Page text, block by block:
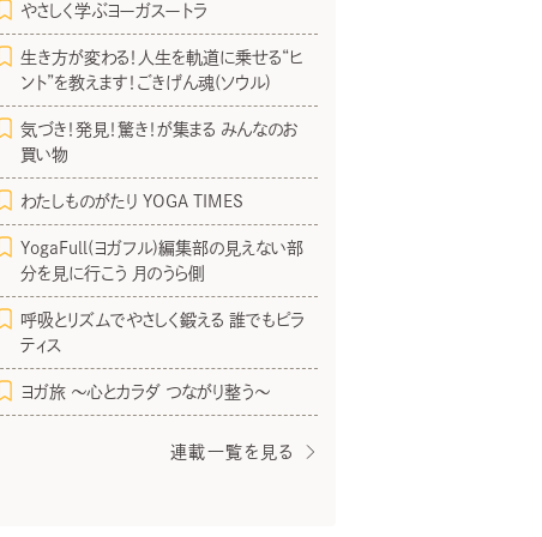
やさしく学ぶヨーガスートラ
生き方が変わる！人生を軌道に乗せる“ヒ
ント”を教えます！ごきげん魂(ソウル)
気づき！発見！驚き！が集まる みんなのお
買い物
わたしものがたり YOGA TIMES
YogaFull(ヨガフル)編集部の見えない部
分を見に行こう 月のうら側
呼吸とリズムでやさしく鍛える 誰でもピラ
ティス
ヨガ旅 〜心とカラダ つながり整う〜
連載一覧を見る